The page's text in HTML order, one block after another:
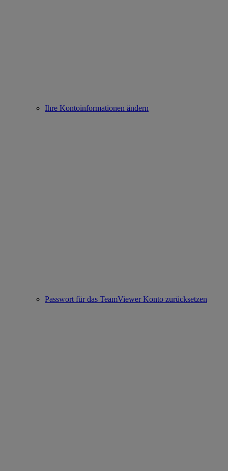
Ihre Kontoinformationen ändern
Passwort für das TeamViewer Konto zurücksetzen